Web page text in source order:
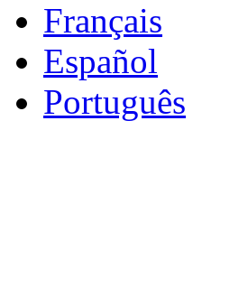
Français
Español
Português